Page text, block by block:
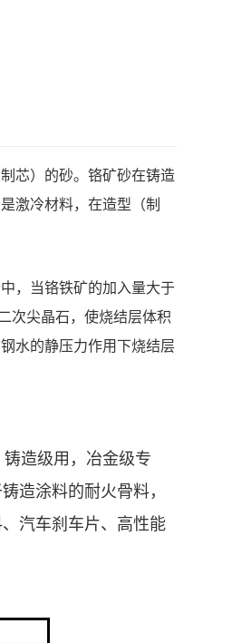
芯）的砂。铬矿砂在铸造
激冷材料，在造型（制
，当铬铁矿的加入量大于
次尖晶石，使烧结层体积
水的静压力作用下烧结层
造级用，冶金级专
造涂料的耐火骨料，
汽车刹车片、高性能